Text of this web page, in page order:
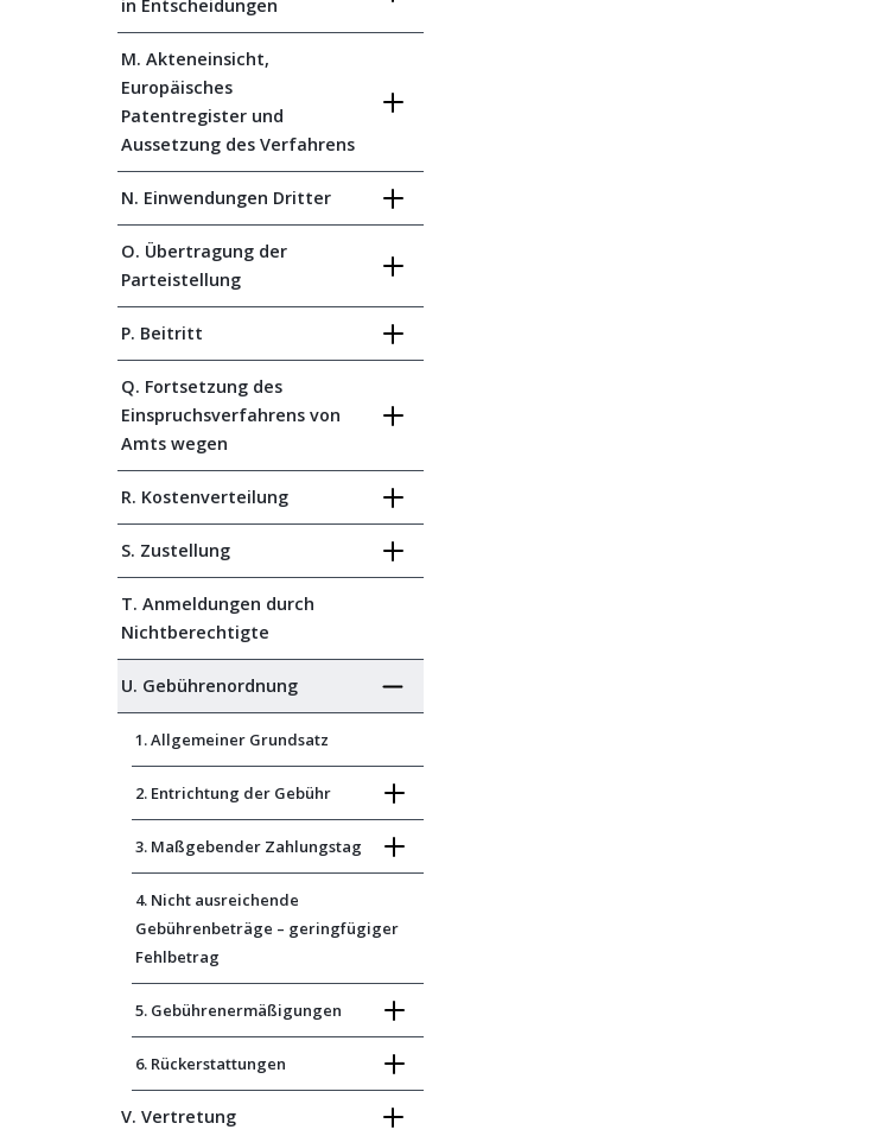
in Entscheidungen
M. Akteneinsicht,
Europäisches
Patentregister und
Aussetzung des Verfahrens
N. Einwendungen Dritter
O. Übertragung der
Parteistellung
P. Beitritt
Q. Fortsetzung des
Einspruchsverfahrens von
Amts wegen
R. Kostenverteilung
S. Zustellung
T. Anmeldungen durch
Nichtberechtigte
U. Gebührenordnung
1. Allgemeiner Grundsatz
2. Entrichtung der Gebühr
3. Maßgebender Zahlungstag
4. Nicht ausreichende
Gebührenbeträge – geringfügiger
Fehlbetrag
5. Gebührenermäßigungen
6. Rückerstattungen
V. Vertretung